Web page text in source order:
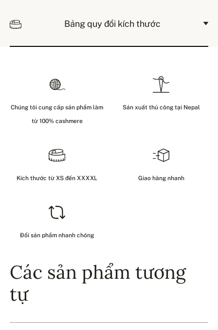
Bảng quy đổi kích thước
Chúng tôi cung cấp sản phẩm làm
từ 100% cashmere
Sản xuất thủ công tại Nepal
Kích thước từ XS đến XXXXL Giao hàng nhanh
Đổi sản phẩm nhanh chóng
Các sản phẩm tương
tự